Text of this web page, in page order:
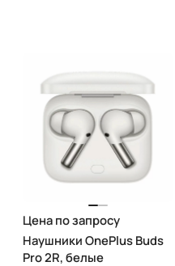
Цена по запросу
Наушники OnePlus Buds
Pro 2R, белые